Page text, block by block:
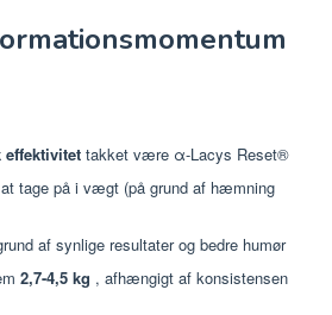
effektivitet takket være α-Lacys Reset®
tage på i vægt (på grund af hæmning
af synlige resultater og bedre humør
2,7-4,5 kg , afhængigt af konsistensen